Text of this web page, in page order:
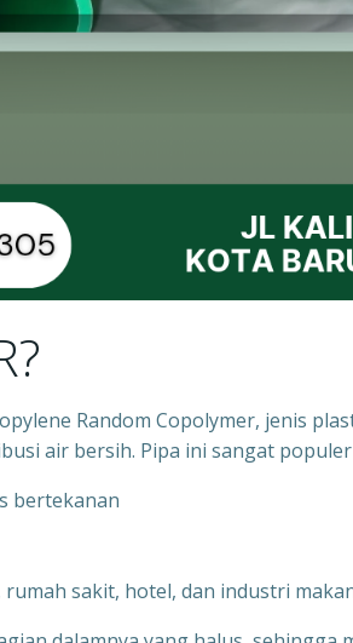
Random Copolymer, jenis
air bersih. Pipa ini sangat
bertekanan
sakit, hotel, dan industri